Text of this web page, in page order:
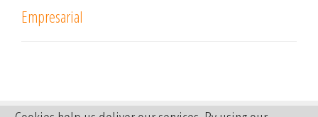
Empresarial